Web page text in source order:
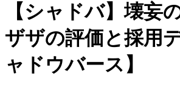
【シャドバ】壊妄
ザザの評価と採用
ャドウバース】